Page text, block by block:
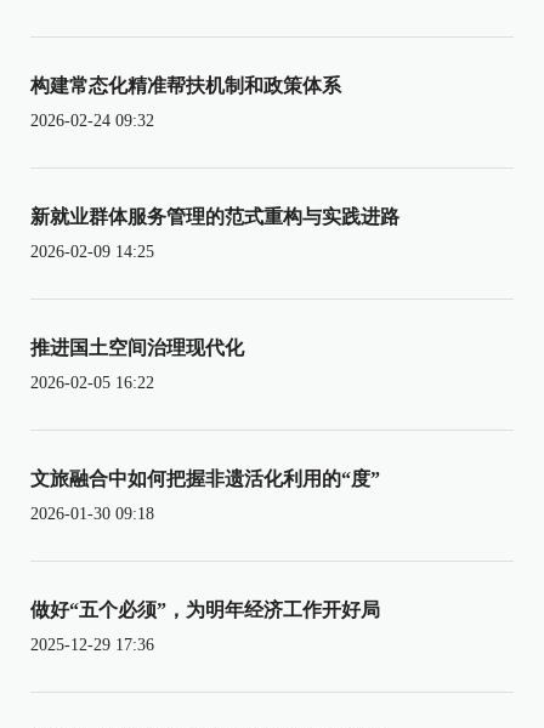
构建常态化精准帮扶机制和政策体系
2026-02-24 09:32
新就业群体服务管理的范式重构与实践进路
2026-02-09 14:25
推进国土空间治理现代化
2026-02-05 16:22
文旅融合中如何把握非遗活化利用的“度”
2026-01-30 09:18
做好“五个必须”，为明年经济工作开好局
2025-12-29 17:36